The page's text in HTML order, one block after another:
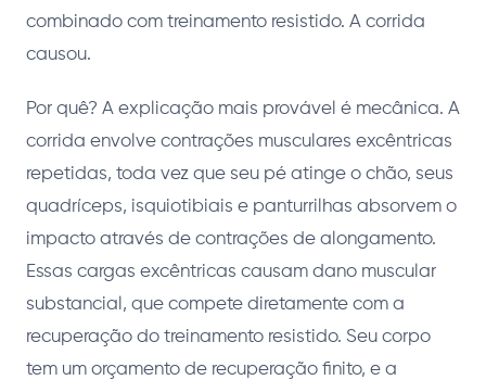
combinado com treinamento resistido. A corrida
causou.
Por quê? A explicação mais provável é mecânica. A
corrida envolve contrações musculares excêntricas
repetidas, toda vez que seu pé atinge o chão, seus
quadríceps, isquiotibiais e panturrilhas absorvem o
impacto através de contrações de alongamento.
Essas cargas excêntricas causam dano muscular
substancial, que compete diretamente com a
recuperação do treinamento resistido. Seu corpo
tem um orçamento de recuperação finito, e a